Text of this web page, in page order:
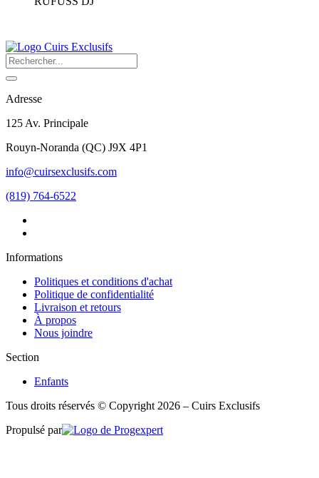
Adresse
125 Av. Principale
Rouyn-Noranda (QC) J9X 4P1
info@cuirsexclusifs.com
(819) 764-6522
Informations
Politiques et conditions d'achat
Politique de confidentialité
Livraison et retours
À propos
Nous joindre
Section
Enfants
Tous droits réservés © Copyright 2026 – Cuirs Exclusifs
Propulsé par